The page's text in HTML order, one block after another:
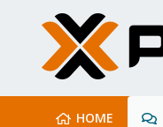
HOME